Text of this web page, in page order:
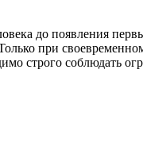
до появления
при
строго соблюдать